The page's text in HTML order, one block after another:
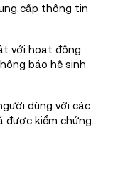
cấp thông tin
với hoạt động
báo hệ sinh
dùng với các
kiểm chứng.